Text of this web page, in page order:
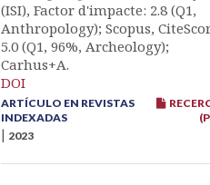
(ISI), Factor d'impacte: 2.8 (Q1,
Anthropology); Scopus,
5.0 (Q1, 96%, Archeology);
Carhus+A.
DOI
ARTÍCULO EN REVISTAS
INDEXADAS
| 2023